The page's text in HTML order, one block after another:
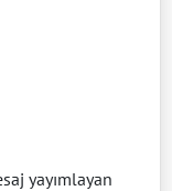
yayımlayan